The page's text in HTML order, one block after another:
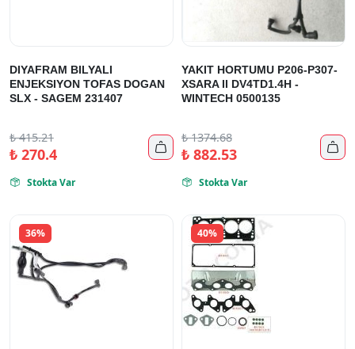
DIYAFRAM BILYALI
ENJEKSIYON TOFAS DOGAN
SLX - SAGEM 231407
₺415.21
₺270.4 
 Stokta Var
YAKIT HORTUMU P206-P307-
XSARA II DV4TD1.4H -
WINTECH 0500135
₺1374.68
₺882.53 
 Stokta Var
36% 40%